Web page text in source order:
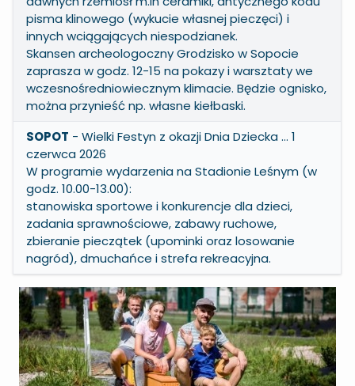
pisma klinowego (wykucie własnej pieczęci) i
innych wciągających niespodzianek.
Skansen archeologoczny Grodzisko w Sopocie
zaprasza w godz. 12-15 na pokazy i warsztaty we
wczesnośredniowiecznym klimacie. Będzie ognisko,
można przynieść np. własne kiełbaski.
SOPOT - Wielki Festyn z okazji Dnia Dziecka … 1
czerwca 2026
W programie wydarzenia na Stadionie Leśnym (w
godz. 10.00-13.00):
stanowiska sportowe i konkurencje dla dzieci,
zadania sprawnościowe, zabawy ruchowe,
zbieranie pieczątek (upominki oraz losowanie
nagród), dmuchańce i strefa rekreacyjna.